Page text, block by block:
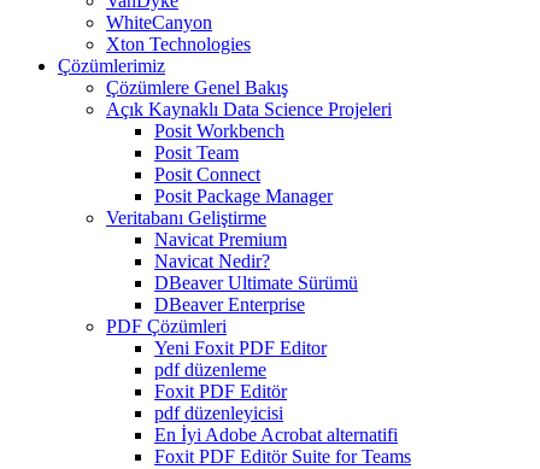
WhiteCanyon
Xton Technologies
Çözümlerimiz
Çözümlere Genel Bakış
Açık Kaynaklı Data Science Projeleri
Posit Workbench
Posit Team
Posit Connect
Posit Package Manager
Veritabanı Geliştirme
Navicat Premium
Navicat Nedir?
DBeaver Ultimate Sürümü
DBeaver Enterprise
PDF Çözümleri
Yeni Foxit PDF Editor
pdf düzenleme
Foxit PDF Editör
pdf düzenleyicisi
En İyi Adobe Acrobat alternatifi
Foxit PDF Editör Suite for Teams